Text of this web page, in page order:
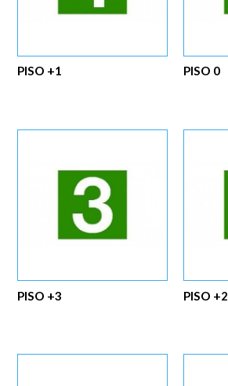
PISO 0
PISO +1
PISO +2
PISO +3